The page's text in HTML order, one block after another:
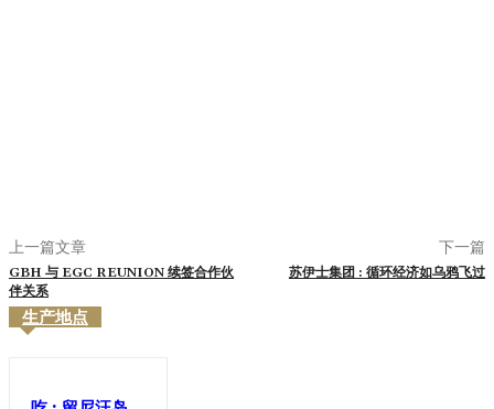
上一篇文章
GBH 与 EGC REUNION 续签合作伙
伴关系
下一篇
苏伊士集团 : 循环经济如乌鸦飞过
生产地点